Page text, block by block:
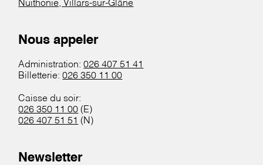
Nuithonie, Villars-sur-Glâne
Nous appeler
Administration:026 407 51 41
Billetterie:026 350 11 00
Caisse du soir:
026 350 11 00 (E)
026 407 51 51 (N)
Newsletter